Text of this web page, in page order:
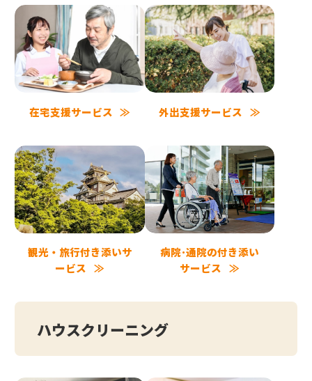
在宅支援サービス 外出支援サービス
観光・旅行付き添いサ
ービス
病院･通院の付き添い
サービス
ハウスクリーニング